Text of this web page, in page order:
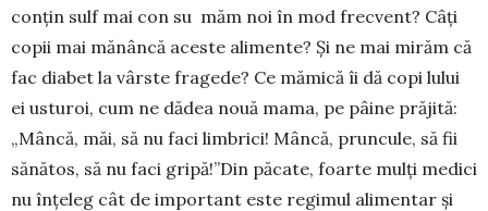
conţin sulf mai con­ su­ ­ măm noi în mod frecvent? Câţi
copii mai mănâncă aceste ali­men­te? Şi ne mai mirăm că
fac diabet la vârste fragede? Ce mămică îi dă copi­ lului
ei usturoi, cum ne dădea nouă mama, pe pâine pră­jită:
„Mân­că, măi, să nu faci limbrici! Mâncă, pruncule, să fii
sănătos, să nu faci gripă!”Din păcate, foarte mulţi medici
nu înţeleg cât de important este regimul alimentar şi